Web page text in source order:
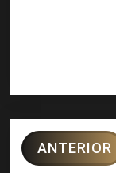
ANTERIOR